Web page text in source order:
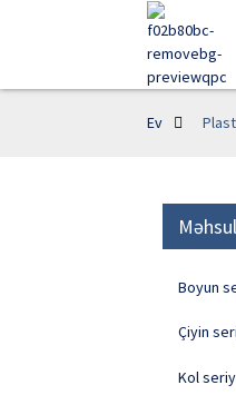
Ev
Boyun
Çiyin
Kol